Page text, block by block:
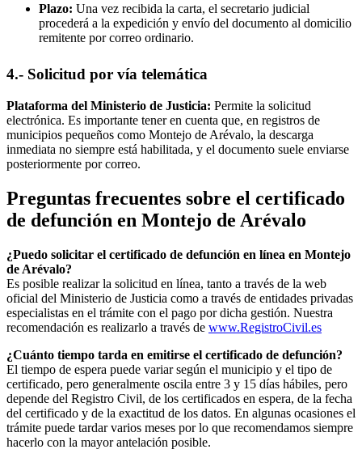
Plazo: Una vez recibida la carta, el secretario judicial
procederá a la expedición y envío del documento al domicilio
remitente por correo ordinario.
4.- Solicitud por vía telemática
Plataforma del Ministerio de Justicia: Permite la solicitud
electrónica. Es importante tener en cuenta que, en registros de
municipios pequeños como Montejo de Arévalo, la descarga
inmediata no siempre está habilitada, y el documento suele enviarse
posteriormente por correo.
Preguntas frecuentes sobre el certificado
de defunción en Montejo de Arévalo
¿Puedo solicitar el certificado de defunción en línea en Montejo
de Arévalo?
Es posible realizar la solicitud en línea, tanto a través de la web
oficial del Ministerio de Justicia como a través de entidades privadas
especialistas en el trámite con el pago por dicha gestión. Nuestra
recomendación es realizarlo a través de www.RegistroCivil.es
¿Cuánto tiempo tarda en emitirse el certificado de defunción?
El tiempo de espera puede variar según el municipio y el tipo de
certificado, pero generalmente oscila entre 3 y 15 días hábiles, pero
depende del Registro Civil, de los certificados en espera, de la fecha
del certificado y de la exactitud de los datos. En algunas ocasiones el
trámite puede tardar varios meses por lo que recomendamos siempre
hacerlo con la mayor antelación posible.